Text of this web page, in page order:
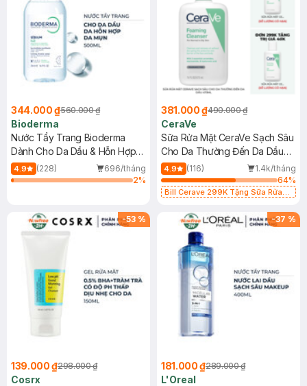
344.000 ₫560.000 ₫
Bioderma
Nước Tẩy Trang Bioderma
Dành Cho Da Dầu & Hỗn Hợp
500ml
4.9 (228)
696/tháng
2%
381.000 ₫490.000 ₫
CeraVe
Sữa Rửa Mặt CeraVe Sạch Sâu
Cho Da Thường Đến Da Dầu
473ml
4.9 (116)
1.4k/tháng
64%
Bill Cerave 299K Tặng Sữa Rửa
-53 %
139.000 ₫298.000 ₫
Cosrx
-37 %
181.000 ₫289.000 ₫
L'Oreal